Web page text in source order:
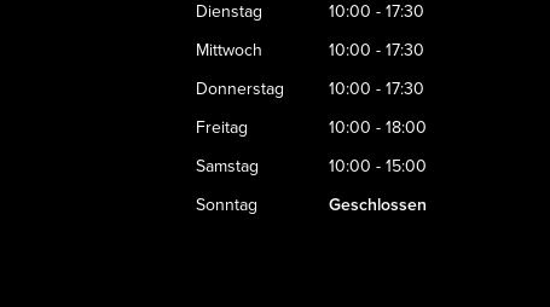
Dienstag
10:00 - 17:30
Mittwoch
10:00 - 17:30
Donnerstag
10:00 - 17:30
Freitag
10:00 - 18:00
Samstag
10:00 - 15:00
Sonntag
Geschlossen